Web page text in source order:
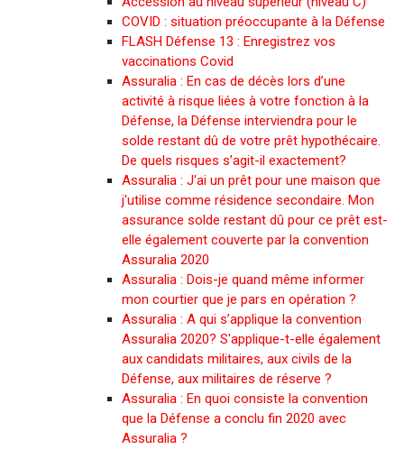
COVID : situation préoccupante à la Défense
FLASH Défense 13 : Enregistrez vos
vaccinations Covid
Assuralia : En cas de décès lors d’une
activité à risque liées à votre fonction à la
Défense, la Défense interviendra pour le
solde restant dû de votre prêt hypothécaire.
De quels risques s’agit-il exactement?
Assuralia : J'ai un prêt pour une maison que
j'utilise comme résidence secondaire. Mon
assurance solde restant dû pour ce prêt est-
elle également couverte par la convention
Assuralia 2020
Assuralia : Dois-je quand même informer
mon courtier que je pars en opération ?
Assuralia : A qui s’applique la convention
Assuralia 2020? S'applique-t-elle également
aux candidats militaires, aux civils de la
Défense, aux militaires de réserve ?
Assuralia : En quoi consiste la convention
que la Défense a conclu fin 2020 avec
Assuralia ?